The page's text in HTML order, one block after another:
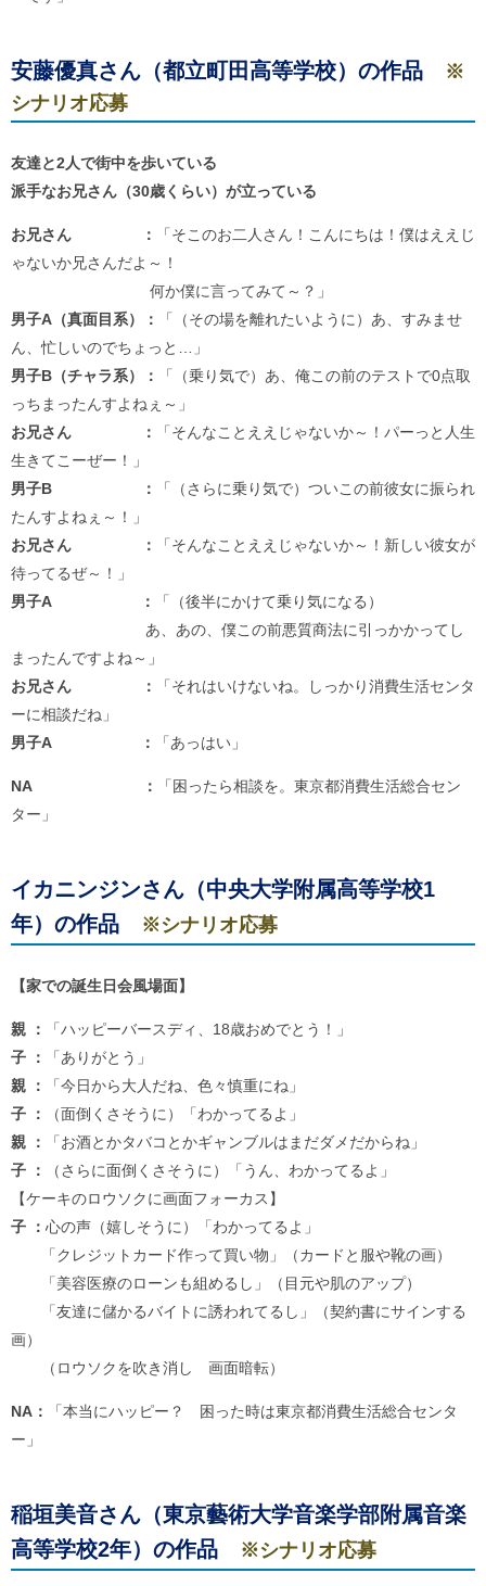
安藤優真さん（都立町田高等学校）の作品
※
シナリオ応募
友達と2人で街中を歩いている
派手なお兄さん（30歳くらい）が立っている
お兄さん ：
「そこのお二人さん！こんにちは！僕はええじ
ゃないか兄さんだよ～！
何か僕に言ってみて～？」
男子A（真面目系）：
「（その場を離れたいように）あ、すみませ
ん、忙しいのでちょっと…」
男子B（チャラ系）：
「（乗り気で）あ、俺この前のテストで0点取
っちまったんすよねぇ～」
お兄さん ：
「そんなことええじゃないか～！パーっと人生
生きてこーぜー！」
男子B ：
「（さらに乗り気で）ついこの前彼女に振られ
たんすよねぇ～！」
お兄さん ：
「そんなことええじゃないか～！新しい彼女が
待ってるぜ～！」
男子A ：
「（後半にかけて乗り気になる）
あ、あの、僕この前悪質商法に引っかかってし
まったんですよね～」
お兄さん ：
「それはいけないね。しっかり消費生活センタ
ーに相談だね」
男子A ：
「あっはい」
NA ：
「困ったら相談を。東京都消費生活総合セン
ター」
イカニンジンさん（中央大学附属高等学校1
年）の作品 ※シナリオ応募
【家での誕生日会風場面】
親 ：
「ハッピーバースディ、18歳おめでとう！」
子 ：
「ありがとう」
親 ：
「今日から大人だね、色々慎重にね」
子 ：
（面倒くさそうに）「わかってるよ」
親 ：
「お酒とかタバコとかギャンブルはまだダメだからね」
子 ：
（さらに面倒くさそうに）「うん、わかってるよ」
【ケーキのロウソクに画面フォーカス】
子 ： 心の声（嬉しそうに）「わかってるよ」
「クレジットカード作って買い物」（カードと服や靴の画）
「美容医療のローンも組めるし」（目元や肌のアップ）
「友達に儲かるバイトに誘われてるし」（契約書にサインする
画）
（ロウソクを吹き消し 画面暗転）
NA：
「本当にハッピー？ 困った時は東京都消費生活総合センタ
ー」
稲垣美音さん（東京藝術大学音楽学部附属音楽
高等学校2年）の作品
※シナリオ応募